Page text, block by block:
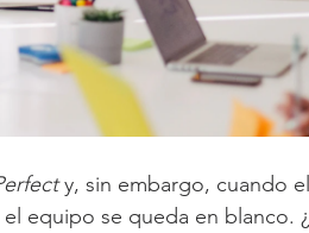
y, sin embargo, cuando
equipo se queda en blanco.